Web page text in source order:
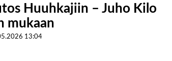
Huuhkajiin – Juho Kilo
mukaan
13:04